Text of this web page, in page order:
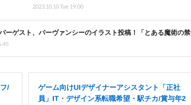
2023.10.10 Tue 19:00
ーゲスト、バーヴァンシーのイラスト投稿！「とある魔術の禁
/
ゲーム向けUIデザイナーアシスタント「正社
員」IT・デザイン系転職希望・駅チカ/賞与年2